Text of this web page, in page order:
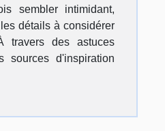
sembler intimidant,
détails à considérer
travers des astuces
sources d'inspiration